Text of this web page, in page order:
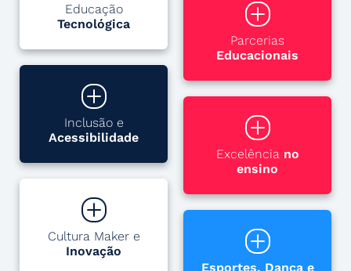
Educação
Tecnológica
Parcerias
Educacionais
Inclusão e
Acessibilidade
Cultura Maker e
Inovação
Excelência no
ensino
Esportes, Dança e